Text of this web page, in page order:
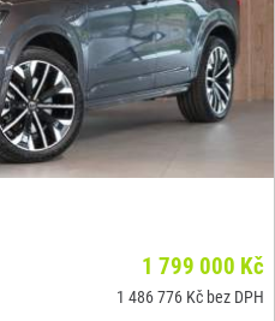
1 799 000 Kč
1 486 776 Kč bez DPH